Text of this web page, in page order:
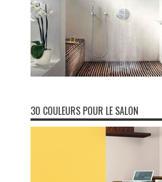
30 COULEURS POUR LE SALON